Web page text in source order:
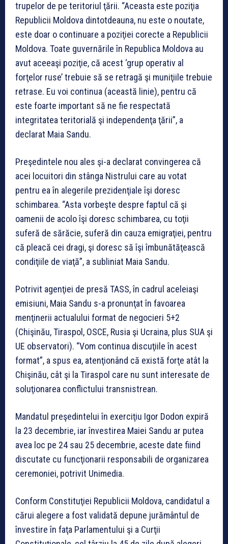
trupelor de pe teritoriul ţării. “Aceasta este poziţia
Republicii Moldova dintotdeauna, nu este o noutate,
este doar o continuare a poziţiei corecte a Republicii
Moldova. Toate guvernările în Republica Moldova au
avut aceeaşi poziţie, că acest ‘grup operativ al
forţelor ruse’ trebuie să se retragă şi muniţiile trebuie
retrase. Eu voi continua (această linie), pentru că
este foarte important să ne fie respectată
integritatea teritorială şi independenţa ţării”, a
declarat Maia Sandu.
Preşedintele nou ales şi-a declarat convingerea că
acei locuitori din stânga Nistrului care au votat
pentru ea în alegerile prezidenţiale îşi doresc
schimbarea. “Asta vorbeşte despre faptul că şi
oamenii de acolo îşi doresc schimbarea, cu toţii
suferă de sărăcie, suferă din cauza emigraţiei, pentru
că pleacă cei dragi, şi doresc să îşi îmbunătăţească
condiţiile de viaţă”, a subliniat Maia Sandu.
Potrivit agenţiei de presă TASS, în cadrul aceleiaşi
emisiuni, Maia Sandu s-a pronunţat în favoarea
menţinerii actualului format de negocieri 5+2
(Chişinău, Tiraspol, OSCE, Rusia şi Ucraina, plus SUA şi
UE observatori). “Vom continua discuţiile în acest
format”, a spus ea, atenţionând că există forţe atât la
Chişinău, cât şi la Tiraspol care nu sunt interesate de
soluţionarea conflictului transnistrean.
Mandatul preşedintelui în exerciţiu Igor Dodon expiră
la 23 decembrie, iar învestirea Maiei Sandu ar putea
avea loc pe 24 sau 25 decembrie, aceste date fiind
discutate cu funcţionarii responsabili de organizarea
ceremoniei, potrivit Unimedia.
Conform Constituţiei Republicii Moldova, candidatul a
cărui alegere a fost validată depune jurământul de
învestire în faţa Parlamentului şi a Curţii